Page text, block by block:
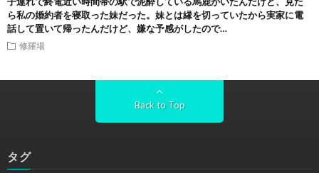
ら私の婚約者を寝取った妹だった。妹とは縁を切っていたから実家に電
話して置いて帰ったんだけど、嫌な予感がしたので…
修羅場
Back to Top
タグ